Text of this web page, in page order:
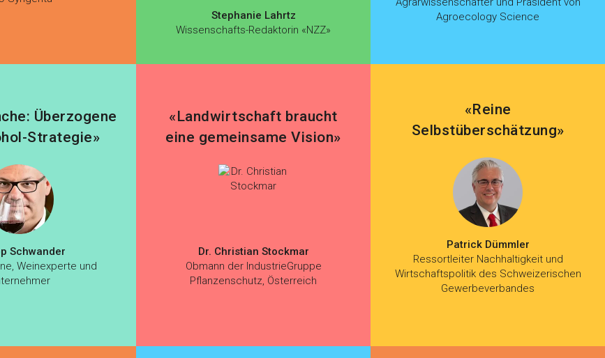
Stephanie Lahrtz
Wissenschafts-Redaktorin «NZZ»
Agroecology Science
Überzogene
Strategie»
Schwander
Weinexperte und
«Landwirtschaft braucht
eine gemeinsame Vision»
Dr. Christian Stockmar
Obmann der IndustrieGruppe
Pflanzenschutz, Österreich
«Reine
Selbstüberschätzung»
Patrick Dümmler
Ressortleiter Nachhaltigkeit und
Wirtschaftspolitik des Schweizerischen
Gewerbeverbandes